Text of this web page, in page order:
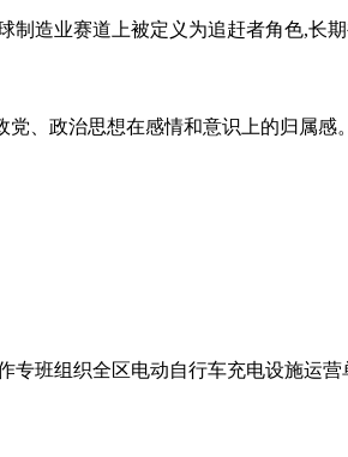
制造业赛道上被定义为追赶者角色,
、政治思想在感情和意识上的归属
专班组织全区电动自行车充电设施运